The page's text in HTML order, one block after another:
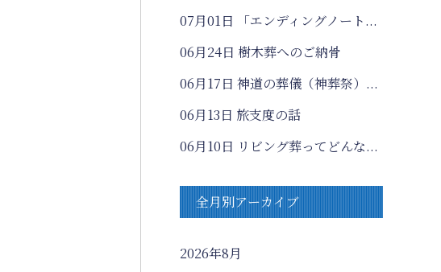
07月01日 「エンディングノート...
06月24日 樹木葬へのご納骨
06月17日 神道の葬儀（神葬祭）...
06月13日 旅支度の話
06月10日 リビング葬ってどんな...
全月別アーカイブ
2026年8月